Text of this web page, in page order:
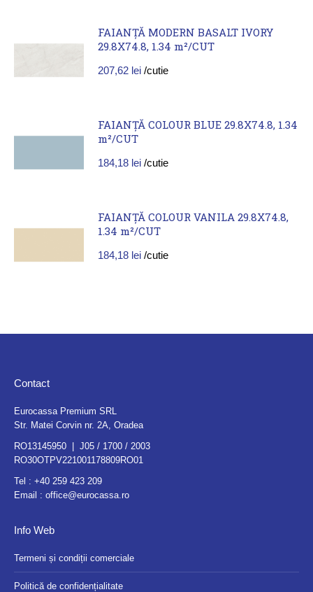
FAIANȚĂ MODERN BASALT IVORY
29.8X74.8, 1.34 m²/CUT
207,62 lei /cutie
FAIANȚĂ COLOUR BLUE 29.8X74.8, 1.34
m²/CUT
184,18 lei /cutie
FAIANȚĂ COLOUR VANILA 29.8X74.8,
1.34 m²/CUT
184,18 lei /cutie
Contact
Eurocassa Premium SRL
Str. Matei Corvin nr. 2A, Oradea
RO13145950 | J05 / 1700 / 2003
RO30OTPV221001178809RO01
Tel : +40 259 423 209
Email : office@eurocassa.ro
Info Web
Termeni și condiții comerciale
Politică de confidențialitate